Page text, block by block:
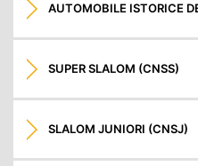
AUTOMOBILE ISTORICE
SUPER SLALOM (CNSS)
SLALOM JUNIORI (CNSJ)